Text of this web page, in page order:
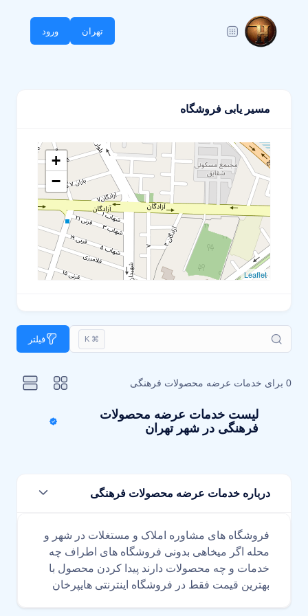
تهران ورود
مسیر یابی فروشگاه
+
−
Leaflet
⌘ K فیلتر
0 برای خدمات عرضه محصولات فرهنگی
لیست خدمات عرضه محصولات
فرهنگی در شهر تهران
درباره خدمات عرضه محصولات فرهنگی
فروشگاه های مشاوره املاک و مستغلات در شهر و
محله اگر میخاهی بدونی فروشگاه های اطراف چه
خدمات و چه محصولات دارند پیدا کردن محصول با
بهترین قیمت فقط در فروشگاه اینترنتی هایپرخان